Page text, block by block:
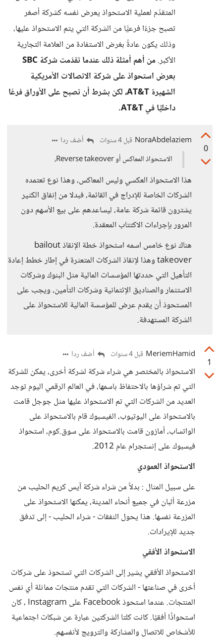
المتقدّم لعملية الاستحواذ يعرض نفسه كشركة أصغر
تصبح جزءًا فرعيًّا من الشركة التي يتم الاستحواذ عليها،
وذلك يكون عادةً بغرض الاستفادة من العلامة التجارية
الأكبر.
من أهم أمثلة ذلك عندما تقدّمت شركة SBC
بعرض استحواذ على شركة الاتصالات الأمريكية
الشهيرة AT&T، لكن بشرط أن تصبح على الأوراق فرعًا
داخليًّا في AT&T.
0
NoraAbdelaziem قبل 4 سنوات
أضف ردا
الاستحواذ المعاكس أو Reverse takeover،
هذا الاستحواذ العكسي وليس المعاكس، وهذا نوع تعتمده
الشركات الخاصة للإدراج في القائمة، فبدلا من إنفاق الكثير
يشترون قائمة شركة عامة، ليساعدهم على بيع الأسهم دون
المرور بإجراءات الاكتتاب المعقدة.
هناك نوع خامس اسمه استحواذ خطة الإنقاذ bailout
takeover وهذا لإنقاذ الشركات المتعثرة في إطار خطط إعادة
التأهيل التي حددتها المؤسسات المالية مثل البنوك وشركات
الاستثمار والصناديق الإئتمانية وشركات التأمين، ويجب على
المستحوذ أن يقدم عرض للمؤسسة المالية للاستحواذ على
الشركة المستهدفة.
1
MeriemHamid قبل 4 سنوات أضف ردا
الاستحواذ بالمختصر هي شراء شركة لشركة أخرى، يمكن للشركة
التي تم شراؤها بالاحتفاظ باسمها، في العالم الرقمي اليوم توجد
العديد من الشركات التي تم الاستحواذ عليها مثل جوجل قامت
بالاستحواذ على اليوتيوب، الفيسبوك قام بالاستحواذ على
الواتساب، أمازون قامت بالاستحواذ على سوق.كوم، استحواذ
فيسبوك على إنستجرام عام 2012.
الاستحواذ العمودي
على سبيل المثال : بدلاً من شراء شركة آيس كريم الحليب من
مزرعة ألبان في جميع أنحاء المدينة، يمكنها الاستحواذ على
المزرعة نفسها. هذا يحول النفقات - شراء الحليب - إلى تدفق
جديد للإيرادات.
الاستحواذ الأفقي
الاستحواذ الأفقي يشير إلى الشركات التي تستحوذ على شركات
أخرى في صناعتها - الشركات التي تقدم منتجات مماثلة أي نفس
المنتجات. عندما استحوذ Facebook على Instagram ، كان
استحواذًا أفقيًا. كانت كلتا الشركتين عبارة عن شبكات اجتماعية
للأشخاص للاتصال والمشاركة والترويج لأنفسهم.